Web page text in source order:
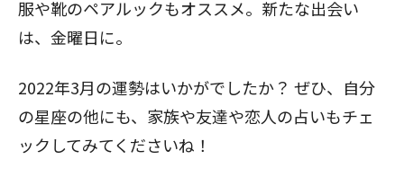
服や靴のペアルックもオススメ。新たな出会い
は、金曜日に。
2022年3月の運勢はいかがでしたか？ ぜひ、自分
の星座の他にも、家族や友達や恋人の占いもチェ
ックしてみてくださいね！